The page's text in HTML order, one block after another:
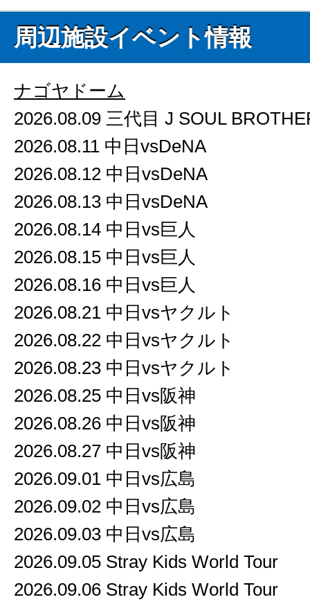
周辺施設イベント情報
ナゴヤドーム
2026.08.09 三代目 J SOUL
2026.08.11 中日vsDeNA
2026.08.12 中日vsDeNA
2026.08.13 中日vsDeNA
2026.08.14 中日vs巨人
2026.08.15 中日vs巨人
2026.08.16 中日vs巨人
2026.08.21 中日vsヤクルト
2026.08.22 中日vsヤクルト
2026.08.23 中日vsヤクルト
2026.08.25 中日vs阪神
2026.08.26 中日vs阪神
2026.08.27 中日vs阪神
2026.09.01 中日vs広島
2026.09.02 中日vs広島
2026.09.03 中日vs広島
2026.09.05 Stray Kids World Tour
2026.09.06 Stray Kids World Tour